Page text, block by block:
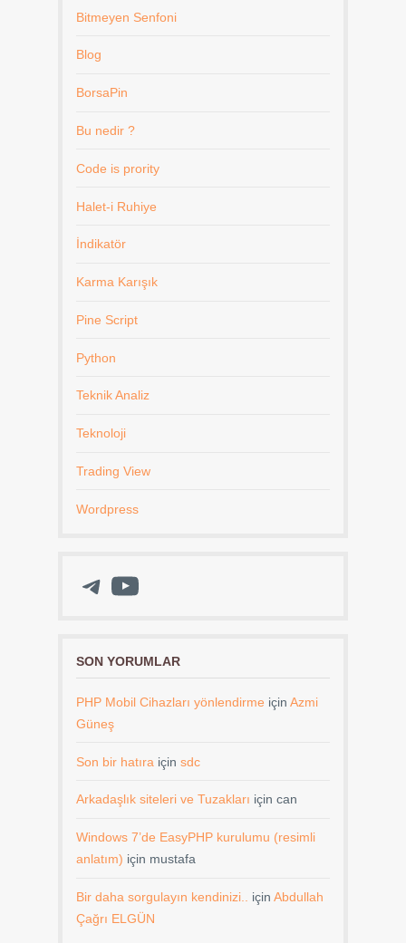
Bitmeyen Senfoni
Blog
BorsaPin
Bu nedir ?
Code is prority
Halet-i Ruhiye
İndikatör
Karma Karışık
Pine Script
Python
Teknik Analiz
Teknoloji
Trading View
Wordpress
Telegram
YouTube
SON YORUMLAR
PHP Mobil Cihazları yönlendirme için Azmi
Güneş
Son bir hatıra için sdc
Arkadaşlık siteleri ve Tuzakları için can
Windows 7’de EasyPHP kurulumu (resimli
anlatım) için mustafa
Bir daha sorgulayın kendinizi.. için Abdullah
Çağrı ELGÜN